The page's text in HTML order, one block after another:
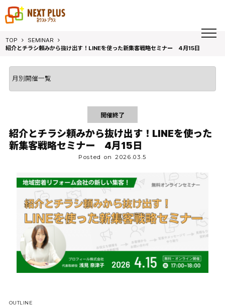
TOP
SEMINAR
紹介とチラシ頼みから抜け出す！LINEを使った新集客戦略セミナー 4月15日
開催終了
紹介とチラシ頼みから抜け出す！LINEを使った
新集客戦略セミナー 4月15日
Posted on 2026.03.5
OUTLINE